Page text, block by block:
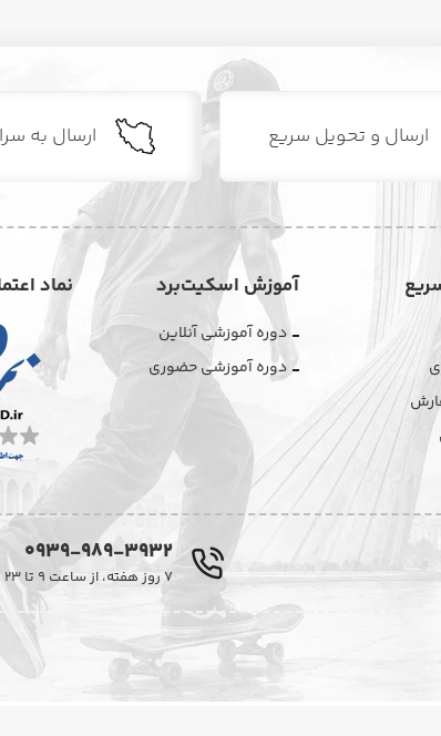
ارسال و تحویل سریع ارسال به
آموزش اسکیت‌برد
دوره آموزشی آنلاین
دوره آموزشی حضوری
نماد
0939-989-3932
۷ روز هفته، از ساعت ۹ تا ۲۳